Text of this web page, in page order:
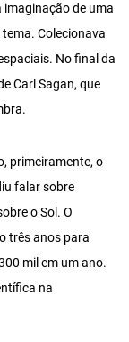
imaginação de uma
Colecionava
No final da
Carl Sagan, que
primeiramente, o
falar sobre
o Sol. O
três anos para
mil em um ano.
na